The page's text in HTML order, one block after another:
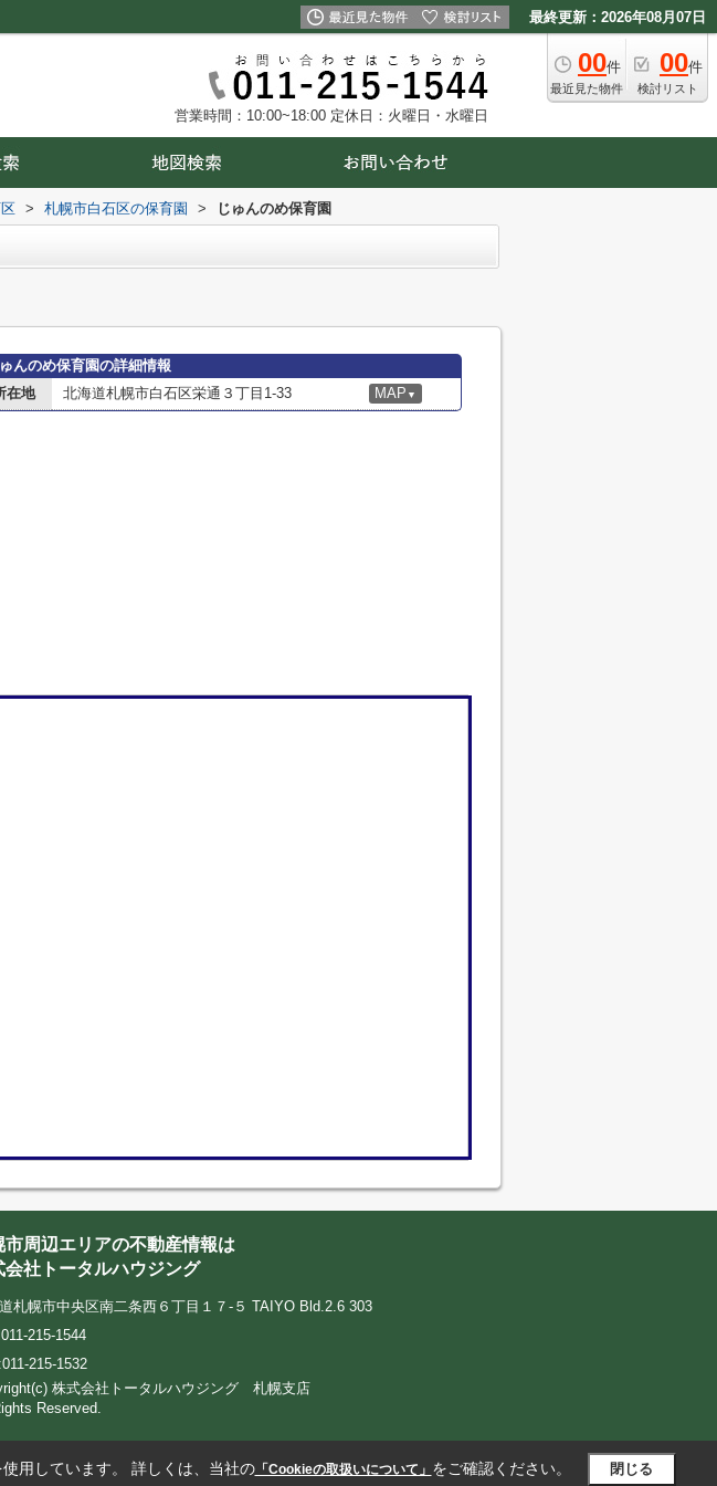
最終更新：2026年08月07日
00件
最近見た物件
00件
検討リスト
営業時間：10:00~18:00 定休日：火曜日・水曜日
> 札幌市白石区の保育園 > じゅんのめ保育園
んのめ保育園の詳細情報
在地
北海道札幌市白石区栄通３丁目1-33 MAP ▼
市周辺エリアの不動産情報は
会社トータルハウジング
札幌市中央区南二条西６丁目１７‐５ TAIYO Bld.2.6 303
215-1544
215-1532
株式会社トータルハウジング 札幌支店
Reserved.
用しています。 詳しくは、当社の「Cookieの取扱いについて」 をご確認ください。 閉じる